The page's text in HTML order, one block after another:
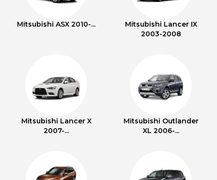
Mitsubishi ASX 2010-...
Mitsubishi Lancer IX
2003-2008
Mitsubishi Lancer X
2007-...
Mitsubishi Outlander
XL 2006-...